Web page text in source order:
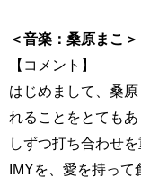
＜音楽：桑原まこ＞
【コメント】
はじめまして、桑
れることをとても
しずつ打ち合わせ
IMYを、愛を持って